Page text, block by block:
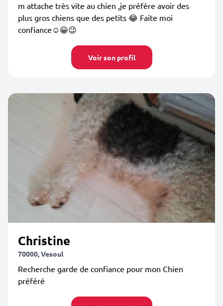
m attache très vite au chien ,je préfère avoir des
plus gros chiens que des petits 😂 Faite moi
confiance☺️😀😉
Voir son profil
Christine
70000, Vesoul
Recherche garde de confiance pour mon Chien
préféré